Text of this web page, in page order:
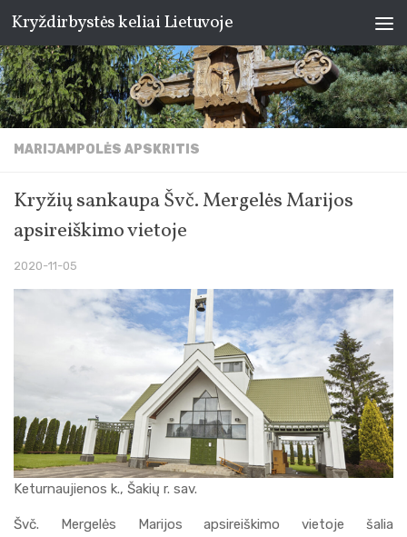
Skip to content
Kryždirbystės keliai Lietuvoje
MARIJAMPOLĖS APSKRITIS
Kryžių sankaupa Švč. Mergelės Marijos
apsireiškimo vietoje
2020-11-05
Keturnaujienos k., Šakių r. sav.
Švč. Mergelės Marijos apsireiškimo vietoje šalia